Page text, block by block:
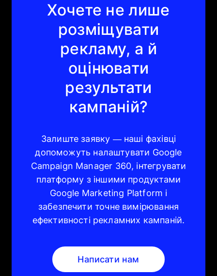
Хочете не лише
розміщувати
рекламу, а й
оцінювати
результати
кампаній?
Залиште заявку — наші фахівці
допоможуть налаштувати Google
Campaign Manager 360, інтегрувати
платформу з іншими продуктами
Google Marketing Platform і
забезпечити точне вимірювання
ефективності рекламних кампаній.
Написати нам